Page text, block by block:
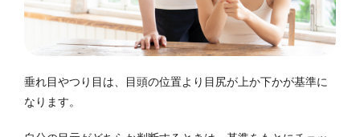
垂れ目やつり目は、目頭の位置より目尻が上か下かが基準に
なります。